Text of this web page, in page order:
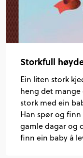
Storkfull
Ein liten stork
heng det mange
stork med ein
Han spør og
gamle dagar og
finn ein baby å